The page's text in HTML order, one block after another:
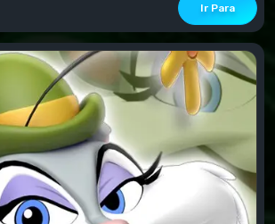
Ir Para